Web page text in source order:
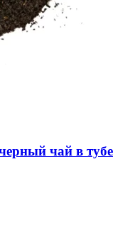
чай в тубе